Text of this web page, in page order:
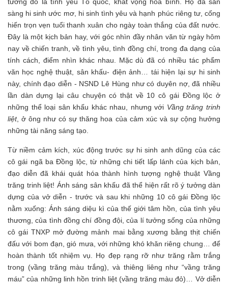
tưởng đó là tình yêu Tổ quốc, khát vọng hòa bình. Họ đã sẵn
sàng hi sinh ước mơ, hi sinh tình yêu và hạnh phúc riêng tư, cống
hiến trọn vẹn tuổi thanh xuân cho ngày toàn thắng của đất nước.
Đây là một kịch bản hay, với góc nhìn đầy nhân văn từ ngày hôm
nay về chiến tranh, về tình yêu, tình đồng chí, trong đa dạng của
tính cách, điểm nhìn khác nhau. Mặc dù đã có nhiều tác phẩm
văn học nghệ thuật, sân khấu- điện ảnh… tái hiện lại sự hi sinh
này, chính đạo diễn - NSND Lê Hùng như có duyên nợ, đã nhiều
lần dàn dựng lại câu chuyện có thật về 10 cô gái Đồng lộc ở
những thể loại sân khấu khác nhau, nhưng với Vầng trăng trinh
liệt, ở ông như có sự thăng hoa của cảm xúc và sự cộng hưởng
những tài năng sáng tạo.
Từ niềm cảm kích, xúc động trước sự hi sinh anh dũng của các
cô gái ngã ba Đồng lộc, từ những chi tiết lấp lánh của kịch bản,
đạo diễn đã khái quát hóa thành hình tượng nghệ thuật Vầng
trăng trinh liệt! Ánh sáng sân khấu đã thể hiện rất rõ ý tưởng dàn
dựng của vở diễn - trước và sau khi những 10 cô gái Đồng lộc
nằm xuống: Ánh sáng diệu kì của thế giới tâm hồn, của tình yêu
thương, của tình đồng chí đồng đội, của lí tưởng sống của những
cô gái TNXP mở đường mảnh mai bằng xương bằng thịt chiến
đấu với bom đạn, gió mưa, với những khó khăn riêng chung… để
hoàn thành tốt nhiệm vụ. Họ đẹp rạng rỡ như trăng rằm trắng
trong (vầng trăng màu trắng), và thiêng liêng như “vầng trăng
máu” của những linh hồn trinh liệt (vầng trăng màu đỏ)… Vở diễn